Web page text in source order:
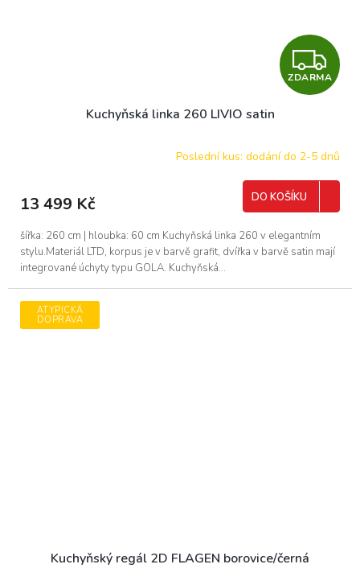
Z
D
R
ZDARMA
Kuchyňská linka 260 LIVIO satin
Poslední kus: dodání do 2-5 dnů
13 499 Kč DO KOŠÍKU
šířka: 260 cm | hloubka: 60 cm Kuchyňská linka 260 v elegantním
stylu.Materiál LTD, korpus je v barvě grafit, dvířka v barvě satin mají
integrované úchyty typu GOLA. Kuchyňská...
ATYPICKÁ
DOPRAVA
Kuchyňský regál 2D FLAGEN borovice/černá